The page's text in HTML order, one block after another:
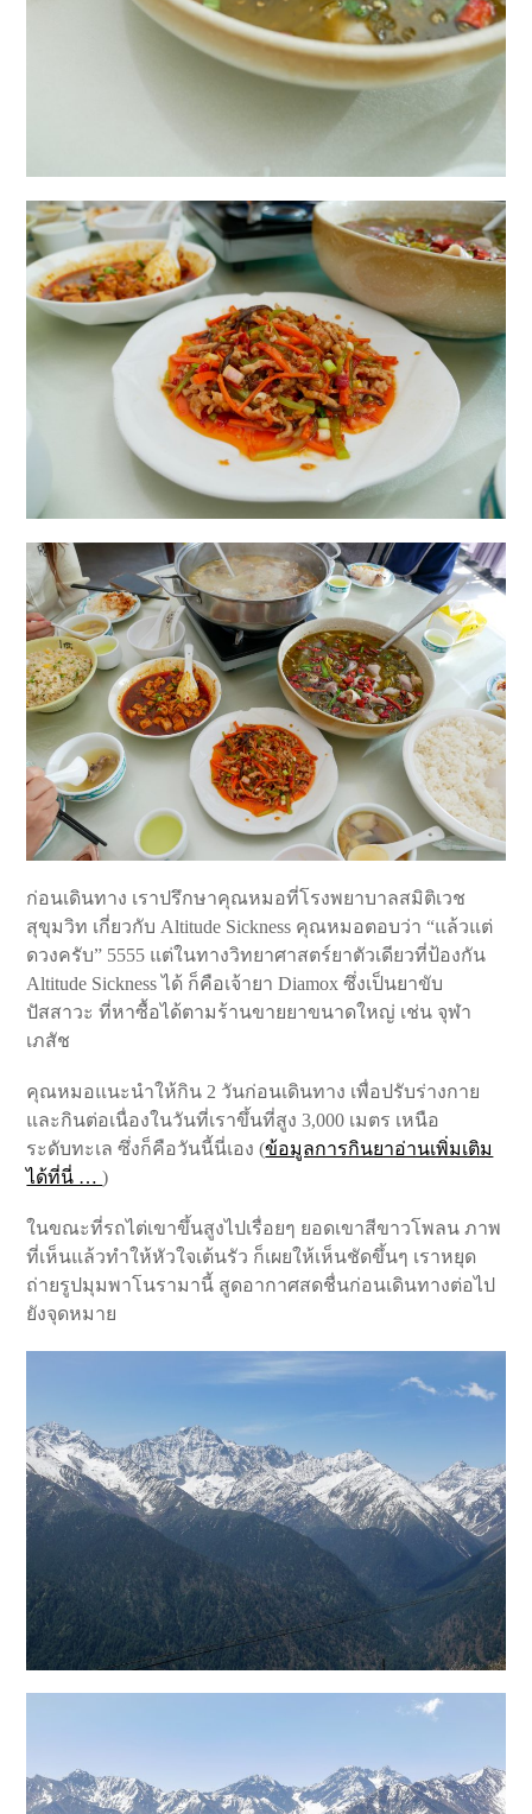
ก่อนเดินทาง เราปรึกษาคุณหมอที่โรงพยาบาลสมิติเวช
สุขุมวิท เกี่ยวกับ Altitude Sickness คุณหมอตอบว่า “แล้วแต่
ดวงครับ” 5555 แต่ในทางวิทยาศาสตร์ยาตัวเดียวที่ป้องกัน
Altitude Sickness ได้ ก็คือเจ้ายา Diamox ซึ่งเป็นยาขับ
ปัสสาวะ ที่หาซื้อได้ตามร้านขายยาขนาดใหญ่ เช่น จุฬา
เภสัช
คุณหมอแนะนำให้กิน 2 วันก่อนเดินทาง เพื่อปรับร่างกาย
และกินต่อเนื่องในวันที่เราขึ้นที่สูง 3,000 เมตร เหนือ
ระดับทะเล ซึ่งก็คือวันนี้นี่เอง (ข้อมูลการกินยาอ่านเพิ่มเติม
ได้ที่นี่ …)
ในขณะที่รถไต่เขาขึ้นสูงไปเรื่อยๆ ยอดเขาสีขาวโพลน ภาพ
ที่เห็นแล้วทำให้หัวใจเต้นรัว ก็เผยให้เห็นชัดขึ้นๆ เราหยุด
ถ่ายรูปมุมพาโนรามานี้ สูดอากาศสดชื่นก่อนเดินทางต่อไป
ยังจุดหมาย